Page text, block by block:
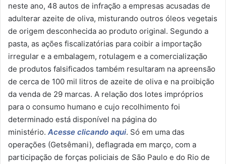
neste ano, 48 autos de infração a empresas acusadas de
adulterar azeite de oliva, misturando outros óleos vegetais
de origem desconhecida ao produto original. Segundo a
pasta, as ações fiscalizatórias para coibir a importação
irregular e a embalagem, rotulagem e a comercialização
de produtos falsificados também resultaram na apreensão
de cerca de 100 mil litros de azeite de oliva e na proibição
da venda de 29 marcas. A relação dos lotes impróprios
para o consumo humano e cujo recolhimento foi
determinado está disponível na página do
ministério. Acesse clicando aqui. Só em uma das
operações (Getsêmani), deflagrada em março, com a
participação de forças policiais de São Paulo e do Rio de